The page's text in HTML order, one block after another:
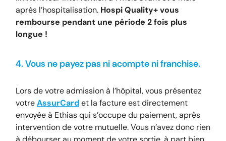
après l’hospitalisation. Hospi Quality+ vous
rembourse pendant une période 2 fois plus
longue !
4. Vous ne payez pas ni acompte ni franchise.
Lors de votre admission à l’hôpital, vous présentez
votreAssurCardet la facture est directement
envoyée à Ethias qui s’occupe du paiement, après
intervention de votre mutuelle. Vous n’avez donc rien